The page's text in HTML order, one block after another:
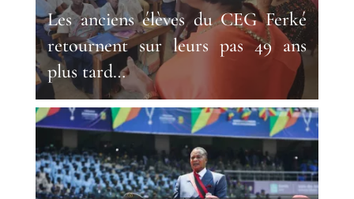
Les anciens élèves du CEG Ferké
retournent sur leurs pas 49 ans
plus tard…